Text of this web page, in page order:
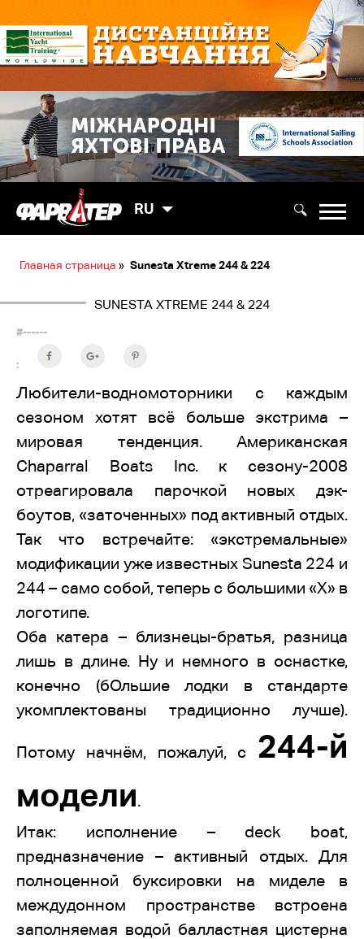
RU
Главная страница » Sunesta Хtremе 244 & 224
SUNESTA ХTREMЕ 244 & 224
#------
:
Любители-водномоторники с каждым
сезоном хотят всё больше экстрима –
мировая тенденция. Американская
Chaparral Boats Inc. к сезону-2008
отреагировала парочкой новых дэк-
боутов, «заточенных» под активный отдых.
Так что встречайте: «экстремальные»
модификации уже известных Sunesta 224 и
244 – само собой, теперь с большими «Х» в
логотипе.
Оба катера – близнецы-братья, разница
лишь в длине. Ну и немного в оснастке,
конечно (бОльшие лодки в стандарте
укомплектованы традиционно лучше).
Потому начнём, пожалуй, с 244-й
модели.
Итак: исполнение – deck boat,
предназначение – активный отдых. Для
полноценной буксировки на миделе в
междудонном пространстве встроена
заполняемая водой балластная цистерна